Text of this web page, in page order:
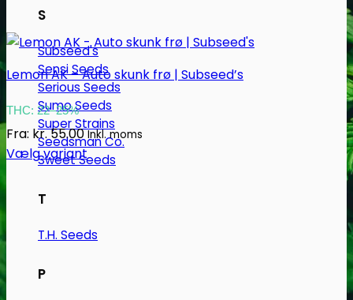
S
Subseed's
Sensi Seeds
Serious Seeds
Sumo Seeds
Super Strains
Seedsman Co.
Sweet Seeds
T
T.H. Seeds
P
Lemon AK – Auto skunk frø | Subseed’s
THC: 22–25%
Fra: kr.55.00 Inkl. moms
Vælg variant
vare
har
flere
Mulighederne